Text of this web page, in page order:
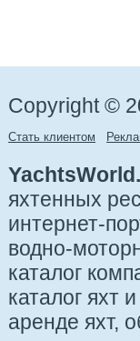
Copyright ©
Стать клиентом
яхтенных
интернет-
водно-
каталог
каталог яхт
аренде яхт,